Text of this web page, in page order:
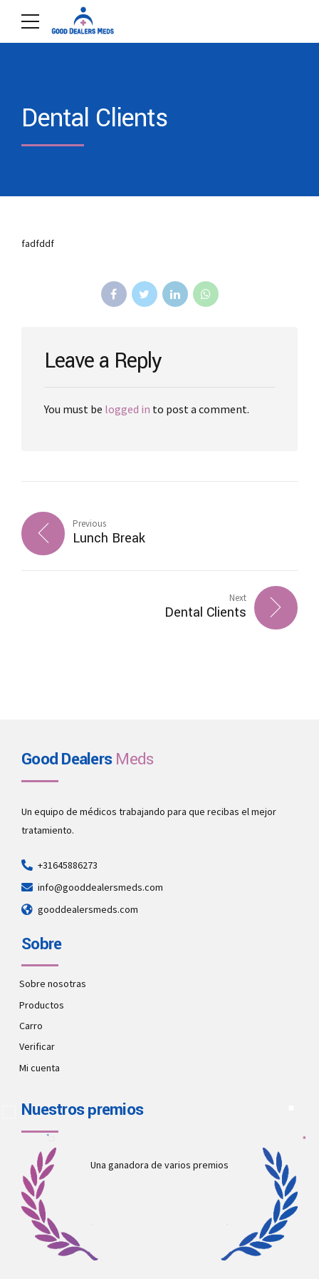
Dental Clients
fadfddf
Leave a Reply
You must be logged in to post a comment.
Previous
Lunch Break
Next
Dental Clients
Good DealersMeds
Un equipo de médicos trabajando para que recibas el mejor
tratamiento.
+31645886273
info@gooddealersmeds.com
gooddealersmeds.com
Sobre
Sobre nosotras
Productos
Carro
Verificar
Mi cuenta
Nuestros premios
Una ganadora de varios premios